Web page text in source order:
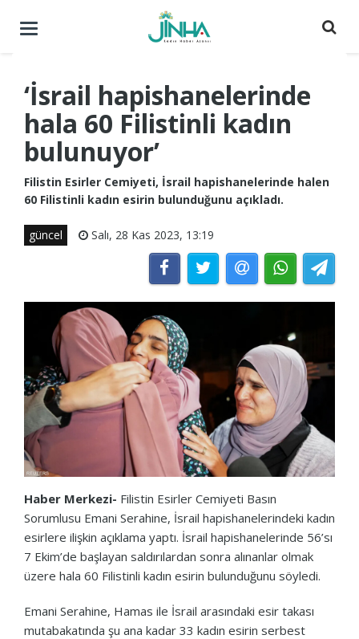
Menüyü
‘İsrail hapishanelerinde
hala 60 Filistinli kadın
bulunuyor’
Filistin Esirler Cemiyeti, İsrail hapishanelerinde halen
60 Filistinli kadın esirin bulunduğunu açıkladı.
güncel Salı, 28 Kas 2023, 13:19
Haber Merkezi- Filistin Esirler Cemiyeti Basın
Sorumlusu Emani Serahine, İsrail hapishanelerindeki kadın
esirlere ilişkin açıklama yaptı. İsrail hapishanelerinde 56’sı
7 Ekim’de başlayan saldırılardan sonra alınanlar olmak
üzere hala 60 Filistinli kadın esirin bulunduğunu söyledi.
Emani Serahine, Hamas ile İsrail arasındaki esir takası
mutabakatında şu ana kadar 33 kadın esirin serbest